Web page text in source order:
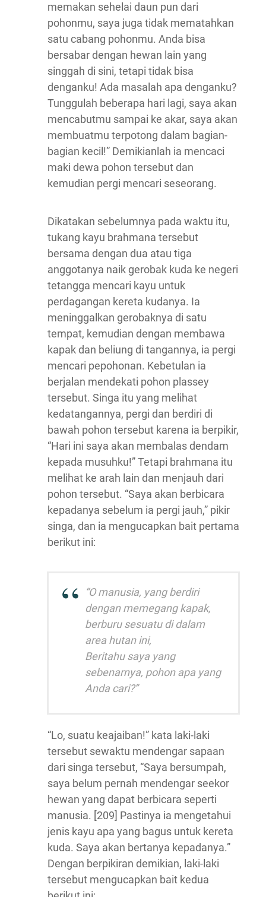
memakan sehelai daun pun dari
pohonmu, saya juga tidak mematahkan
satu cabang pohonmu. Anda bisa
bersabar dengan hewan lain yang
singgah di sini, tetapi tidak bisa
denganku! Ada masalah apa denganku?
Tunggulah beberapa hari lagi, saya akan
mencabutmu sampai ke akar, saya akan
membuatmu terpotong dalam bagian-
bagian kecil!” Demikianlah ia mencaci
maki dewa pohon tersebut dan
kemudian pergi mencari seseorang.
Dikatakan sebelumnya pada waktu itu,
tukang kayu brahmana tersebut
bersama dengan dua atau tiga
anggotanya naik gerobak kuda ke negeri
tetangga mencari kayu untuk
perdagangan kereta kudanya. Ia
meninggalkan gerobaknya di satu
tempat, kemudian dengan membawa
kapak dan beliung di tangannya, ia pergi
mencari pepohonan. Kebetulan ia
berjalan mendekati pohon plassey
tersebut. Singa itu yang melihat
kedatangannya, pergi dan berdiri di
bawah pohon tersebut karena ia berpikir,
“Hari ini saya akan membalas dendam
kepada musuhku!” Tetapi brahmana itu
melihat ke arah lain dan menjauh dari
pohon tersebut. “Saya akan berbicara
kepadanya sebelum ia pergi jauh,” pikir
singa, dan ia mengucapkan bait pertama
berikut ini:
“O manusia, yang berdiri
dengan memegang kapak,
berburu sesuatu di dalam
area hutan ini,
Beritahu saya yang
sebenarnya, pohon apa yang
Anda cari?”
“Lo, suatu keajaiban!” kata laki-laki
tersebut sewaktu mendengar sapaan
dari singa tersebut, “Saya bersumpah,
saya belum pernah mendengar seekor
hewan yang dapat berbicara seperti
manusia. [209] Pastinya ia mengetahui
jenis kayu apa yang bagus untuk kereta
kuda. Saya akan bertanya kepadanya.”
Dengan berpikiran demikian, laki-laki
tersebut mengucapkan bait kedua